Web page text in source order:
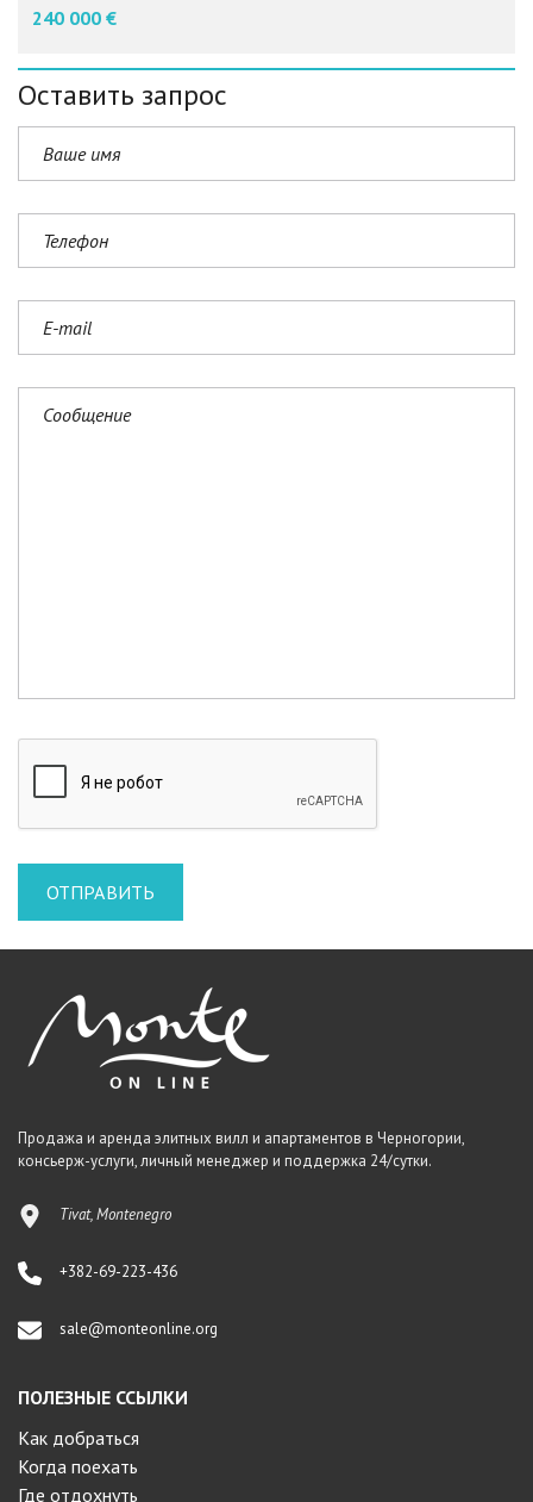
240 000 €
Оставить запрос
Продажа и аренда элитных вилл и апартаментов в Черногории,
консьерж-услуги, личный менеджер и поддержка 24/сутки.
Tivat, Montenegro
+382-69-223-436
sale@monteonline.org
ПОЛЕЗНЫЕ ССЫЛКИ
Как добраться
Когда поехать
Где отдохнуть